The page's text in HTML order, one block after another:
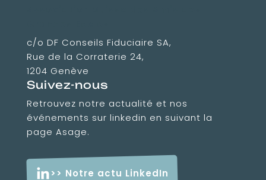
c/o DF Conseils Fiduciaire SA,
Rue de la Corraterie 24,
1204 Genève
Suivez-nous
Retrouvez notre actualité et nos
événements sur linkedin en suivant la
page Asage.
>> Notre actu LinkedIn